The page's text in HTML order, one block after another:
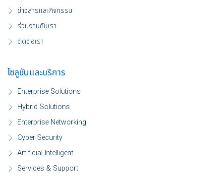
ข่าวสารและกิจกรรม
ร่วมงานกับเรา
ติดต่อเรา
โซลูชันและบริการ
Enterprise Solutions
Hybrid Solutions
Enterprise Networking
Cyber Security
Artificial Intelligent
Services & Support